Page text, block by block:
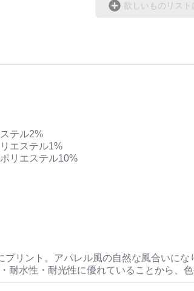
欲しいものリスト
テル2%
エステル1%
リエステル10%
プリント。アパレル風の自然な風合いにな
耐水性・耐光性に優れていることから、